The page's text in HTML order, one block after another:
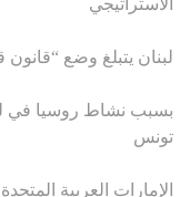
الاستراتيجي
لبنان يتبلغ وضع
بسبب نشاط روسيا في
تونس